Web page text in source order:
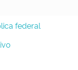
federal